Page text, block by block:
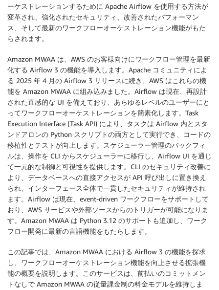
ーケストレーションするために Apache Airflow を使用する方法が
変革され、強化されたセキュリティ、改善されたパフォーマン
ス、そして最新のワークフローオーケストレーション機能がもた
らされます。
Amazon MWAA は、AWS のお客様向けにワークフロー管理を最新
化する Airflow 3 の機能を導入します。Apache コミュニティによ
る 2025 年 4 月の Airflow 3 リリースに続き、AWS はこれらの機
能を Amazon MWAA に組み込みました。Airflow は現在、再設計
された直感的な UI を備えており、あらゆるレベルのユーザーにと
ってワークフローオーケストレーションを簡素化します。Task
Execution Interface (Task API) により、タスクは Airflow 内とスタ
ンドアロンの Python スクリプトの両方として実行でき、コードの
移植性とテストが向上します。スケジューラー管理のバックフィ
ルは、操作を CLI からスケジューラーに移行し、Airflow UI を通じ
て一元的な制御と可視性を提供します。CLI のセキュリティ改善に
より、データベースへの直接アクセスが API 呼び出しに置き換え
られ、インターフェース全体で一貫したセキュリティが維持され
ます。Airflow は現在、event-driven ワークフローをサポートして
おり、AWS サービスや外部ソースからのトリガーが可能になりま
す。Amazon MWAA は Python 3.12 のサポートも追加し、ワーク
フロー開発に最新の言語機能をもたらします。
この記事では、Amazon MWAA における Airflow 3 の機能を探求
し、ワークフローオーケストレーション機能を向上させる拡張機
能の概要を説明します。このサービスは、前払いのコミットメン
トなしで Amazon MWAA の従量課金制の料金モデルを維持しま